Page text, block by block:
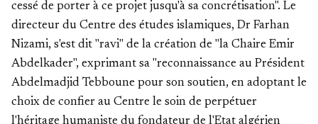
cessé de porter à ce projet jusqu'à sa concrétisation". Le
directeur du Centre des études islamiques, Dr Farhan
Nizami, s'est dit "ravi" de la création de "la Chaire Emir
Abdelkader", exprimant sa "reconnaissance au Président
Abdelmadjid Tebboune pour son soutien, en adoptant le
choix de confier au Centre le soin de perpétuer
l'héritage humaniste du fondateur de l'Etat algérien